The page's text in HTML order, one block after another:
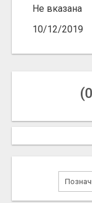
Не вказана
10/12/2019